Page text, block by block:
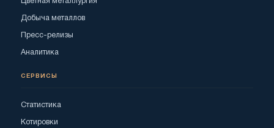
Добыча металлов
Пресс-релизы
Аналитика
СЕРВИСЫ
Статистика
Котировки